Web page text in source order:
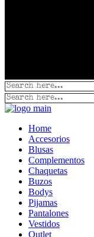
Home
Accesorios
Blusas
Complementos
Chaquetas
Buzos
Bodys
Pijamas
Pantalones
Vestidos
Outlet